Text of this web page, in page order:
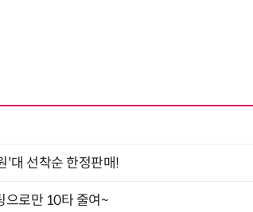
대 선착순 한정판매!
로만 10타 줄여~